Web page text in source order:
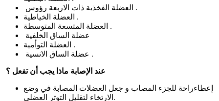
العضلة الفخذية ذات الاربعة رؤوس .
العضلة الخياطية .
العضلة المتسعة المتوسطة .
عضلة الساق الخلفية
العضلة التوأمية .
عضلة الساق الانسية .
عند الإصابة ماذا يجب أن تفعل ؟
إعطاءراحة للجزء المصاب و جعل العضلات المصابة في وضع
الارتخاء لتقليل التوتر العضلي.